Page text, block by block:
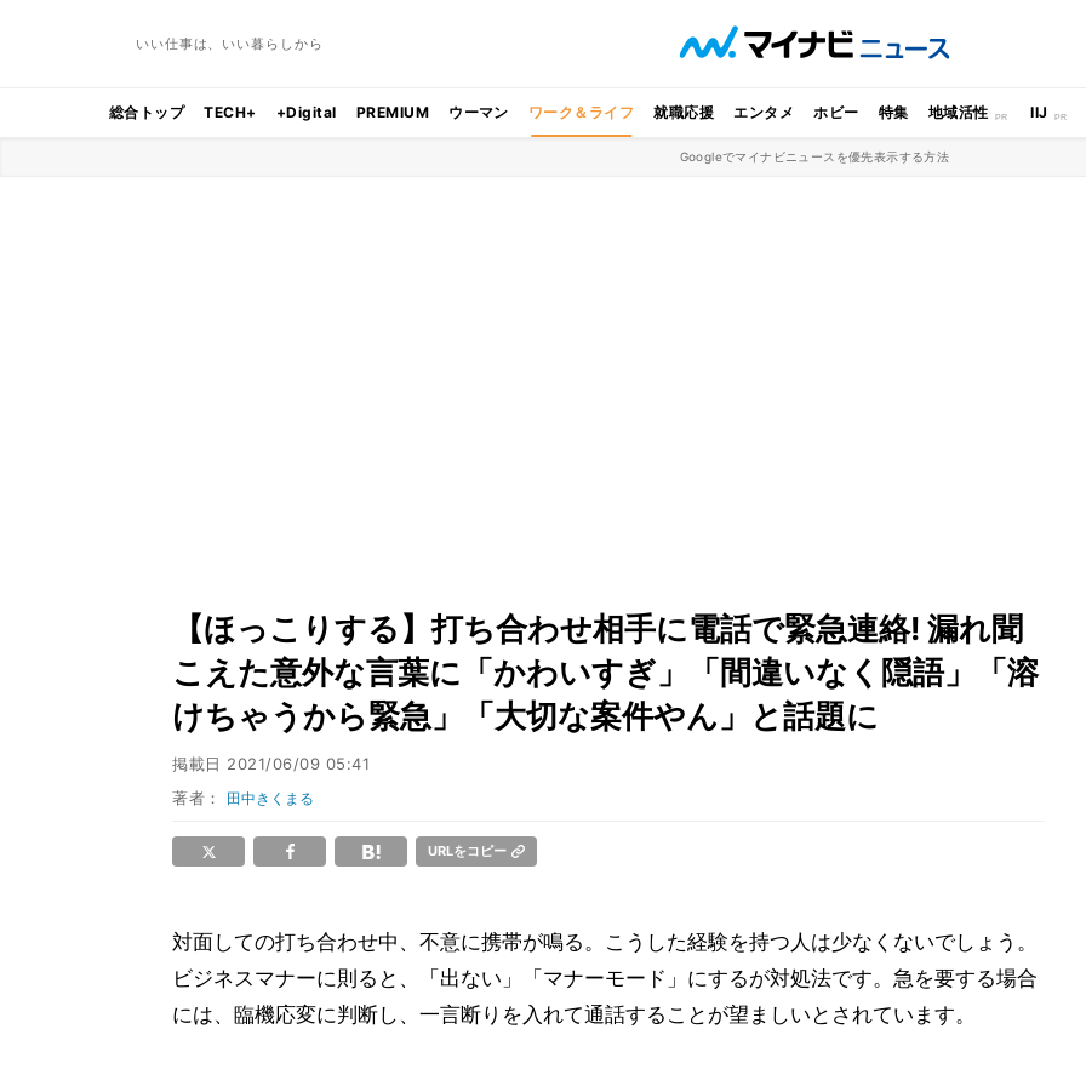
いい仕事は、いい暮らしから
総合トップ TECH+ +Digital PREMIUM ウーマン ワーク＆ライフ 就職応援 エンタメ ホビー 特集 地域活性 IIJ
Googleでマイナビニュースを優先表示する方法
【ほっこりする】打ち合わせ相手に電話で緊急連絡! 漏れ聞
こえた意外な言葉に「かわいすぎ」「間違いなく隠語」「溶
けちゃうから緊急」「大切な案件やん」と話題に
掲載日 2021/06/09 05:41
著者： 田中きくまる
URLをコピー
対面しての打ち合わせ中、不意に携帯が鳴る。こうした経験を持つ人は少なくないでしょう。
ビジネスマナーに則ると、「出ない」「マナーモード」にするが対処法です。急を要する場合
には、臨機応変に判断し、一言断りを入れて通話することが望ましいとされています。